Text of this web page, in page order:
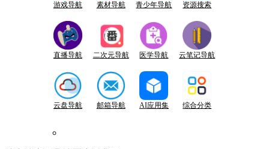
游戏导航 素材导航 青少年导航 资源搜索
直播导航 二次元导航 医学导航 云笔记导航
云盘导航 邮箱导航 AI应用集 综合分类